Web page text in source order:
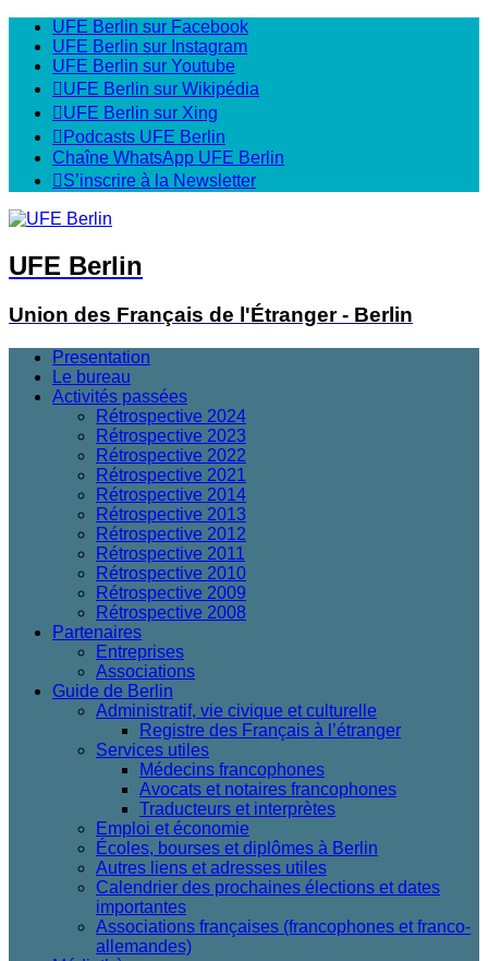
UFE Berlin sur Facebook
UFE Berlin sur Instagram
UFE Berlin sur Youtube
UFE Berlin sur Wikipédia
UFE Berlin sur Xing
Podcasts UFE Berlin
Chaîne WhatsApp UFE Berlin
S’inscrire à la Newsletter
UFE Berlin
Union des Français de l'Étranger - Berlin
Presentation
Le bureau
Activités passées
Rétrospective 2024
Rétrospective 2023
Rétrospective 2022
Rétrospective 2021
Rétrospective 2014
Rétrospective 2013
Rétrospective 2012
Rétrospective 2011
Rétrospective 2010
Rétrospective 2009
Rétrospective 2008
Partenaires
Entreprises
Associations
Guide de Berlin
Administratif, vie civique et culturelle
Registre des Français à l’étranger
Services utiles
Médecins francophones
Avocats et notaires francophones
Traducteurs et interprètes
Emploi et économie
Écoles, bourses et diplômes à Berlin
Autres liens et adresses utiles
Calendrier des prochaines élections et dates
importantes
Associations françaises (francophones et franco-
allemandes)